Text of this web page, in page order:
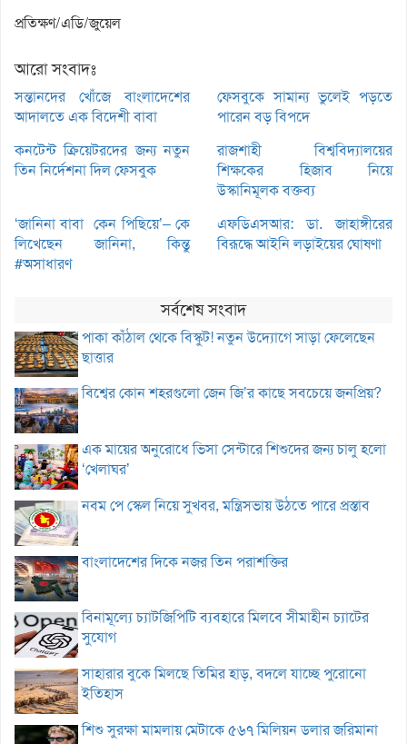
প্রতিক্ষণ/এডি/জুয়েল
আরো সংবাদঃ
সন্তানদের খোঁজে বাংলাদেশের
আদালতে এক বিদেশী বাবা
ফেসবুকে সামান্য ভুলেই পড়তে
পারেন বড় বিপদে
কনটেন্ট ক্রিয়েটরদের জন্য নতুন
তিন নির্দেশনা দিল ফেসবুক
রাজশাহী বিশ্ববিদ্যালয়ের
শিক্ষকের হিজাব নিয়ে
উস্কানিমূলক বক্তব্য
‘জানিনা বাবা কেন পিছিয়ে’– কে
লিখেছেন জানিনা, কিন্তু
#অসাধারণ
এফডিএসআর: ডা. জাহাঙ্গীরের
বিরূদ্ধে আইনি লড়াইয়ের ঘোষণা
সর্বশেষ সংবাদ
পাকা কাঁঠাল থেকে বিস্কুট! নতুন উদ্যোগে সাড়া ফেলেছেন
ছাত্তার
বিশ্বের কোন শহরগুলো জেন জি’র কাছে সবচেয়ে জনপ্রিয়?
এক মায়ের অনুরোধে ভিসা সেন্টারে শিশুদের জন্য চালু হলো
‘খেলাঘর’
নবম পে স্কেল নিয়ে সুখবর, মন্ত্রিসভায় উঠতে পারে প্রস্তাব
বাংলাদেশের দিকে নজর তিন পরাশক্তির
বিনামূল্যে চ্যাটজিপিটি ব্যবহারে মিলবে সীমাহীন চ্যাটের
সুযোগ
সাহারার বুকে মিলছে তিমির হাড়, বদলে যাচ্ছে পুরোনো
ইতিহাস
শিশু সুরক্ষা মামলায় মেটাকে ৫৬৭ মিলিয়ন ডলার জরিমানা